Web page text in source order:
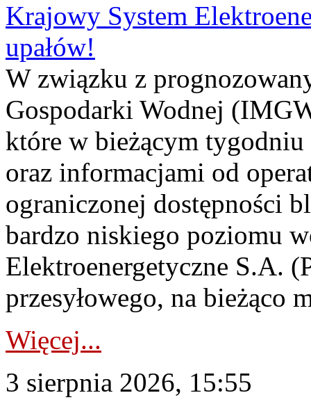
Krajowy System
upałów!
W związku z
Gospodarki Wodnej
które w bieżącym tygodniu
oraz informacjami od
ograniczonej dostępności
bardzo niskiego poziomu
Elektroenergetyczne S.A.
przesyłowego, na bieżąco
Więcej...
3 sierpnia 2026, 15:55